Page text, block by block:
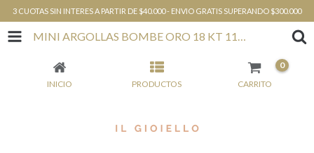
3 CUOTAS SIN INTERES A PARTIR DE $40.000 - ENVIO GRATIS SUPERANDO $300.000
MINI ARGOLLAS BOMBE ORO 18 KT 11MM
INICIO PRODUCTOS CARRITO
0